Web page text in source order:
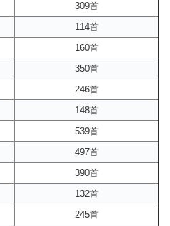
309首
114首
160首
350首
246首
148首
539首
497首
390首
132首
245首